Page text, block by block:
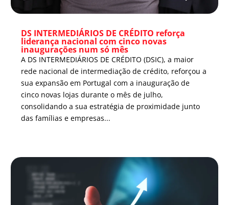
DS INTERMEDIÁRIOS DE CRÉDITO reforça
liderança nacional com cinco novas
inaugurações num só mês
A DS INTERMEDIÁRIOS DE CRÉDITO (DSIC), a maior
rede nacional de intermediação de crédito, reforçou a
sua expansão em Portugal com a inauguração de
cinco novas lojas durante o mês de julho,
consolidando a sua estratégia de proximidade junto
das famílias e empresas...